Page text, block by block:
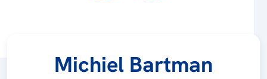
Michiel Bartman